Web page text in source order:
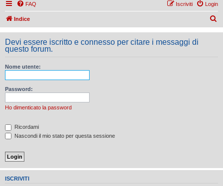
FAQ Login
Iscriviti
Indice
Devi essere iscritto e connesso per citare i messaggi di
questo forum.
Nome utente:
Password:
Ho dimenticato la password
Ricordami
Nascondi il mio stato per questa sessione
ISCRIVITI